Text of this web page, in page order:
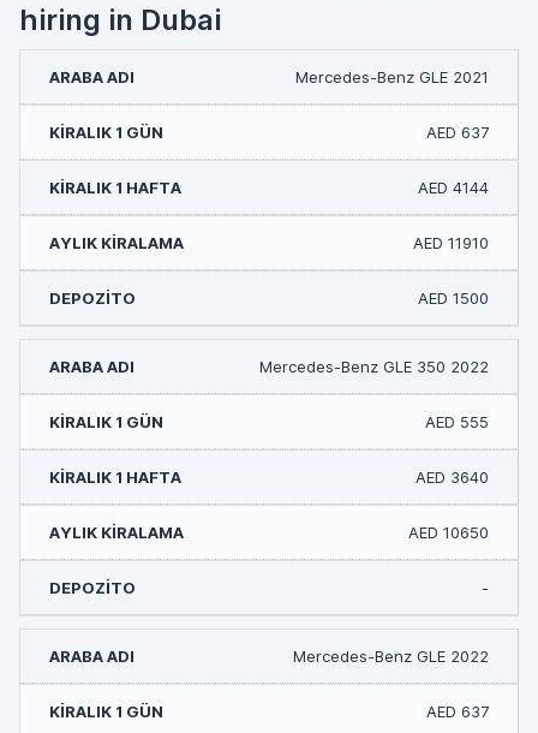
hiring in Dubai
Mercedes-Benz GLE 2021
AED 637
AED 4144
AED 11910
AED 1500
Mercedes-Benz GLE 350 2022
AED 555
AED 3640
AED 10650
-
Mercedes-Benz GLE 2022
AED 637